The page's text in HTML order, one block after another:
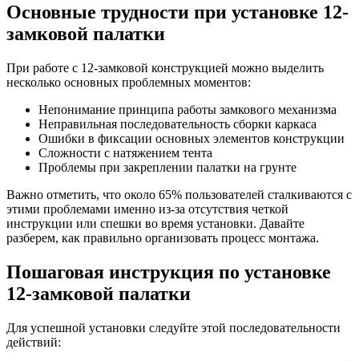
Основные трудности при установке 12-
замковой палатки
При работе с 12-замковой конструкцией можно выделить
несколько основных проблемных моментов:
Непонимание принципа работы замкового механизма
Неправильная последовательность сборки каркаса
Ошибки в фиксации основных элементов конструкции
Сложности с натяжением тента
Проблемы при закреплении палатки на грунте
Важно отметить, что около 65% пользователей сталкиваются с
этими проблемами именно из-за отсутствия четкой
инструкции или спешки во время установки. Давайте
разберем, как правильно организовать процесс монтажа.
Пошаговая инструкция по установке
12-замковой палатки
Для успешной установки следуйте этой последовательности
действий: